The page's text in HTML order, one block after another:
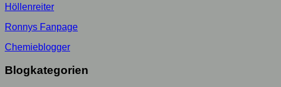
Höllenreiter
Ronnys Fanpage
Chemieblogger
Blogkategorien